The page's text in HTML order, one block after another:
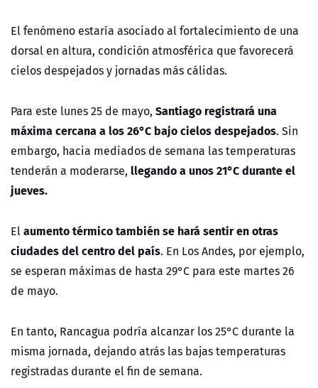
El fenómeno estaría asociado al fortalecimiento de una
dorsal en altura, condición atmosférica que favorecerá
cielos despejados y jornadas más cálidas.
Para este lunes 25 de mayo, Santiago registrará una
máxima cercana a los 26°C bajo cielos despejados. Sin
embargo, hacia mediados de semana las temperaturas
tenderán a moderarse, llegando a unos 21°C durante el
jueves.
Elaumento térmico también se hará sentir en otras
ciudades del centro del país. En Los Andes, por ejemplo,
se esperan máximas de hasta 29°C para este martes 26
de mayo.
En tanto, Rancagua podría alcanzar los 25°C durante la
misma jornada, dejando atrás las bajas temperaturas
registradas durante el fin de semana.